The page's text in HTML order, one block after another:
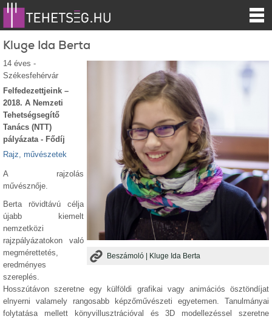
Kluge Ida Berta
Beszámoló | Kluge Ida Berta
14 éves -
Székesfehérvár
Felfedezettjeink –
2018. A Nemzeti
Tehetségsegítő
Tanács (NTT)
pályázata - Fődíj
Rajz, művészetek
A rajzolás
művésznője.
Berta rövidtávú célja
újabb kiemelt
nemzetközi
rajzpályázatokon való
megmérettetés,
eredményes
szereplés.
Hosszútávon szeretne egy külföldi grafikai vagy animációs ösztöndíjat
elnyerni valamely rangosabb képzőművészeti egyetemen. Tanulmányai
folytatása mellett könyvillusztrációval és 3D modellezéssel szeretne